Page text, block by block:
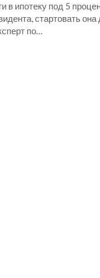
в ипотеку под 5
стартовать она
по…